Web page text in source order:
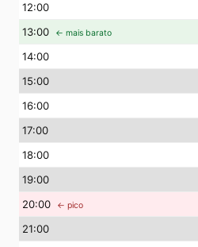
12:00
13:00 ← mais barato
14:00
15:00
16:00
17:00
18:00
19:00
20:00 ← pico
21:00